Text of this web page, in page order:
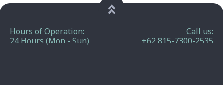
Hours of Operation:
24 Hours (Mon - Sun)
Call us:
+62 815-7300-2535